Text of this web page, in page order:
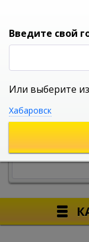
УНИВЕРСАЛЬНЫЙ
Введите свой
Или выберите из
Хабаровск